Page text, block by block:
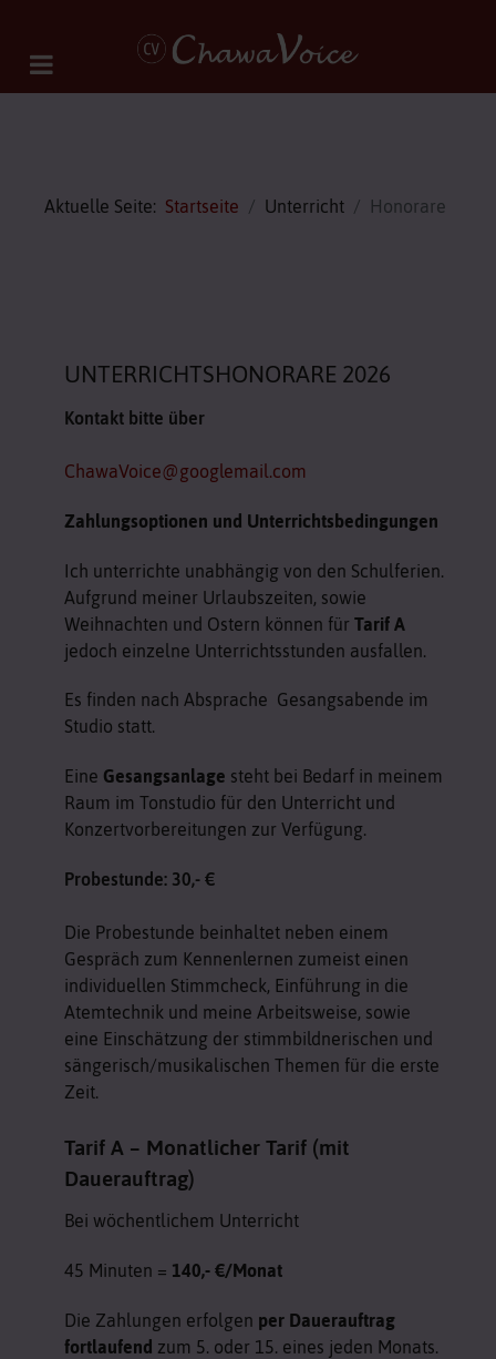
Aktuelle Seite: Startseite Unterricht Honorare
UNTERRICHTSHONORARE 2026
Kontakt bitte über
ChawaVoice@googlemail.com
Zahlungsoptionen und Unterrichtsbedingungen
Ich unterrichte unabhängig von den Schulferien.
Aufgrund meiner Urlaubszeiten, sowie
Weihnachten und Ostern können für Tarif A
jedoch einzelne Unterrichtsstunden ausfallen.
Es finden nach Absprache Gesangsabende im
Studio statt.
Eine Gesangsanlage steht bei Bedarf in meinem
Raum im Tonstudio für den Unterricht und
Konzertvorbereitungen zur Verfügung.
Probestunde: 30,- €
Die Probestunde beinhaltet neben einem
Gespräch zum Kennenlernen zumeist einen
individuellen Stimmcheck, Einführung in die
Atemtechnik und meine Arbeitsweise, sowie
eine Einschätzung der stimmbildnerischen und
sängerisch/musikalischen Themen für die erste
Zeit.
Tarif A – Monatlicher Tarif (mit
Dauerauftrag)
Bei wöchentlichem Unterricht
45 Minuten = 140,- €/Monat
Die Zahlungen erfolgen per Dauerauftrag
fortlaufend zum 5. oder 15. eines jeden Monats.